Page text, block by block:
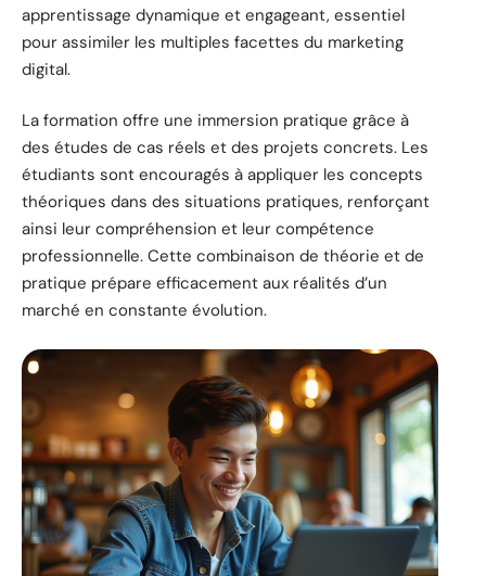
apprentissage dynamique et engageant, essentiel
pour assimiler les multiples facettes du marketing
digital.
La formation offre une immersion pratique grâce à
des études de cas réels et des projets concrets. Les
étudiants sont encouragés à appliquer les concepts
théoriques dans des situations pratiques, renforçant
ainsi leur compréhension et leur compétence
professionnelle. Cette combinaison de théorie et de
pratique prépare efficacement aux réalités d’un
marché en constante évolution.